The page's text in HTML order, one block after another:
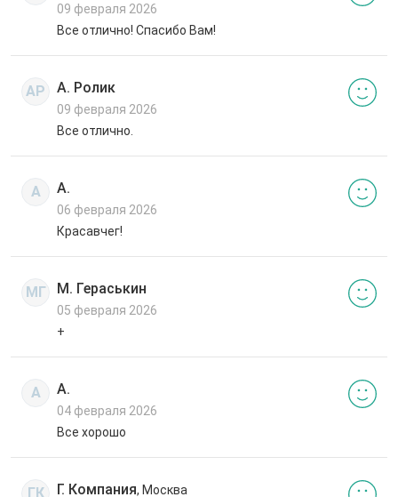
09 февраля 2026
Все отлично! Спасибо Вам!
АР А. Ролик
09 февраля 2026
Все отлично.
А А.
06 февраля 2026
Красавчег!
МГ М. Гераськин
05 февраля 2026
+
А А.
04 февраля 2026
Все хорошо
ГК Г. Компания, Москва